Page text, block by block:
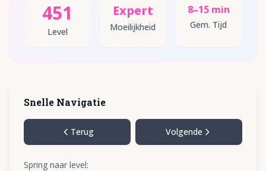
451
Level
Expert
Moeilijkheid
8–15 min
Gem. Tijd
Snelle Navigatie
Terug Volgende
Spring naar level: